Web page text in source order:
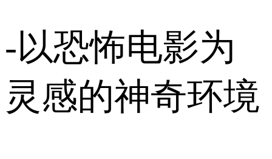
-以恐怖电影为
灵感的神奇环境